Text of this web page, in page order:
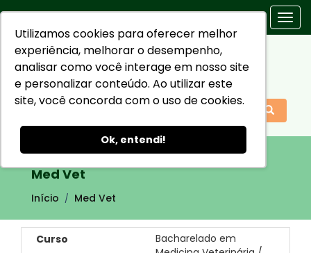
Utilizamos cookies para oferecer melhor
experiência, melhorar o desempenho,
analisar como você interage em nosso site
e personalizar conteúdo. Ao utilizar este
site, você concorda com o uso de cookies.
Ok, entendi!
Med Vet
Início Med Vet
Bacharelado em